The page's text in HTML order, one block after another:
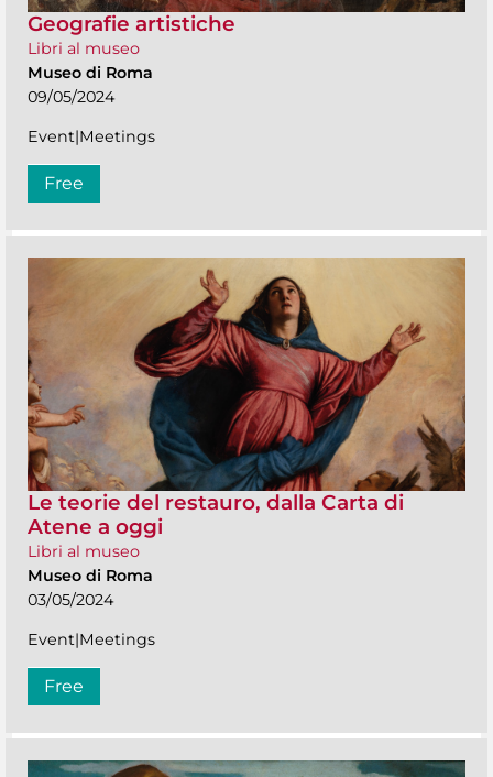
Geografie artistiche
Libri al museo
Museo di Roma
09/05/2024
Event|Meetings
Free
Le teorie del restauro, dalla Carta di
Atene a oggi
Libri al museo
Museo di Roma
03/05/2024
Event|Meetings
Free